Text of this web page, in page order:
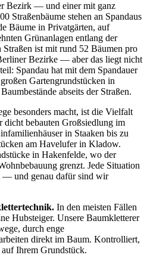
Bezirk — und einer mit ganz
Straßenbäume stehen an Spandaus
Bäume in Privatgärten, auf
Grünanlagen entlang der
ist mit rund 52 Bäumen pro
Bezirke — aber das liegt nicht
Spandau hat mit dem Spandauer
Gartengrundstücken in
abseits der Straßen.
besonders macht, ist die Vielfalt
dicht bebauten Großsiedlung im
in Staaken bis zu
am Havelufer in Kladow.
in Hakenfelde, wo der
grenzt. Jede Situation
— und genau dafür sind wir
In den meisten Fällen
Hubsteiger. Unsere Baumkletterer
durch enge
direkt im Baum. Kontrolliert,
Ihrem Grundstück.